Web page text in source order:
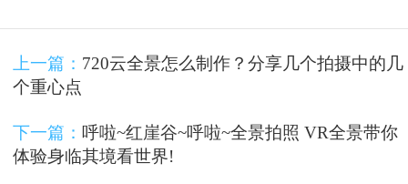
上一篇： 720云全景怎么制作？分享几个拍摄中的几
个重心点
下一篇： 呼啦~红崖谷~呼啦~全景拍照 VR全景带你
体验身临其境看世界!